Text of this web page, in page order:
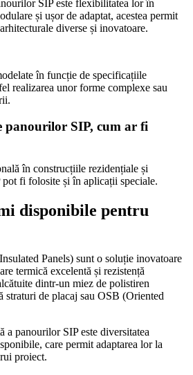
SIP este flexibilitatea lor în
și ușor de adaptat, acestea permit
diverse și inovatoare.
în funcție de specificațiile
realizarea unor forme complexe sau
panourilor SIP, cum ar fi
în construcțiile rezidențiale și
fi folosite și în aplicații speciale.
disponibile pentru
Panels) sunt o soluție inovatoare
termică excelentă și rezistență
dintr-un miez de polistiren
straturi de placaj sau OSB (Oriented
a panourilor SIP este diversitatea
care permit adaptarea lor la
proiect.